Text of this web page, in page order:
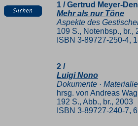
1 / Gertrud Meyer-
Mehr als nur Töne
Aspekte des
109 S., Notenbsp., br.,
ISBN 3-89727-250-4,
2 /
Luigi Nono
Dokumente ·
hrsg. von Andreas
192 S., Abb., br., 2003
ISBN 3-89727-240-7,